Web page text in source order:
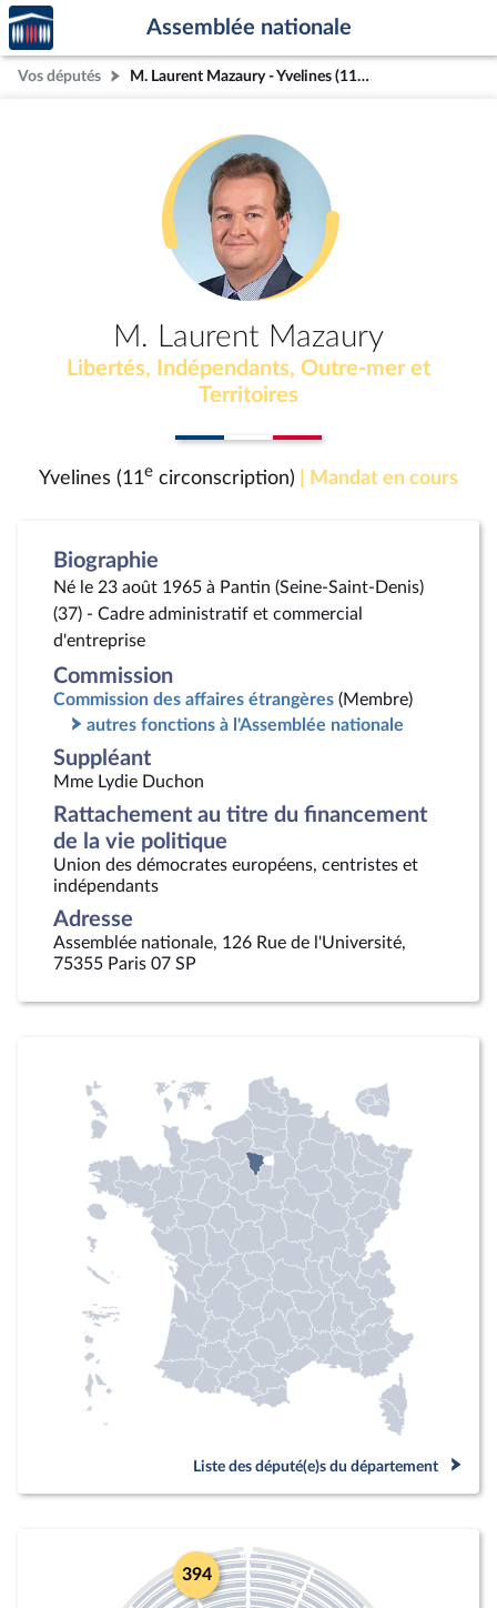
Aller au contenu
Aller en bas de la page
Accèder
à la
page
d'accueil
Assemblée nationale
Vos députés M. Laurent Mazaury - Yvelines (11e circonscription)
M. Laurent Mazaury
Libertés, Indépendants, Outre-mer et
Territoires
Yvelines (11e circonscription) | Mandat en cours
Biographie
Né le 23 août 1965 à Pantin (Seine-Saint-Denis)
(37) - Cadre administratif et commercial
d'entreprise
Commission
Commission des affaires étrangères (Membre)
autres fonctions à l'Assemblée nationale
Suppléant
Mme Lydie Duchon
Rattachement au titre du financement
de la vie politique
Union des démocrates européens, centristes et
indépendants
Adresse
Assemblée nationale, 126 Rue de l'Université,
75355 Paris 07 SP
Liste des député(e)s du département
394